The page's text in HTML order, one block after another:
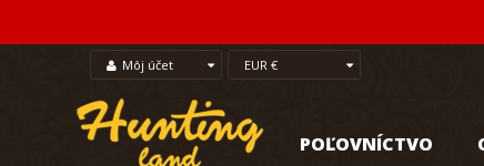
Môj účet EUR €
POĽOVNÍCTVO